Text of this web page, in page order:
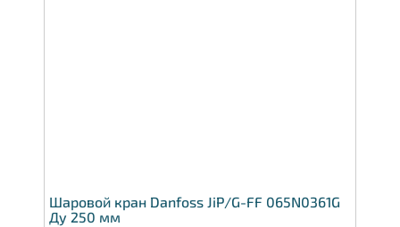
Шаровой кран Danfoss JiP/G-FF 065N0361G
Ду 250 мм